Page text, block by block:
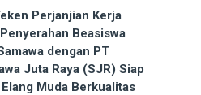
Perjanjian Kerja
Beasiswa
dengan PT
Juta Raya (SJR) Siap
Muda Berkualitas